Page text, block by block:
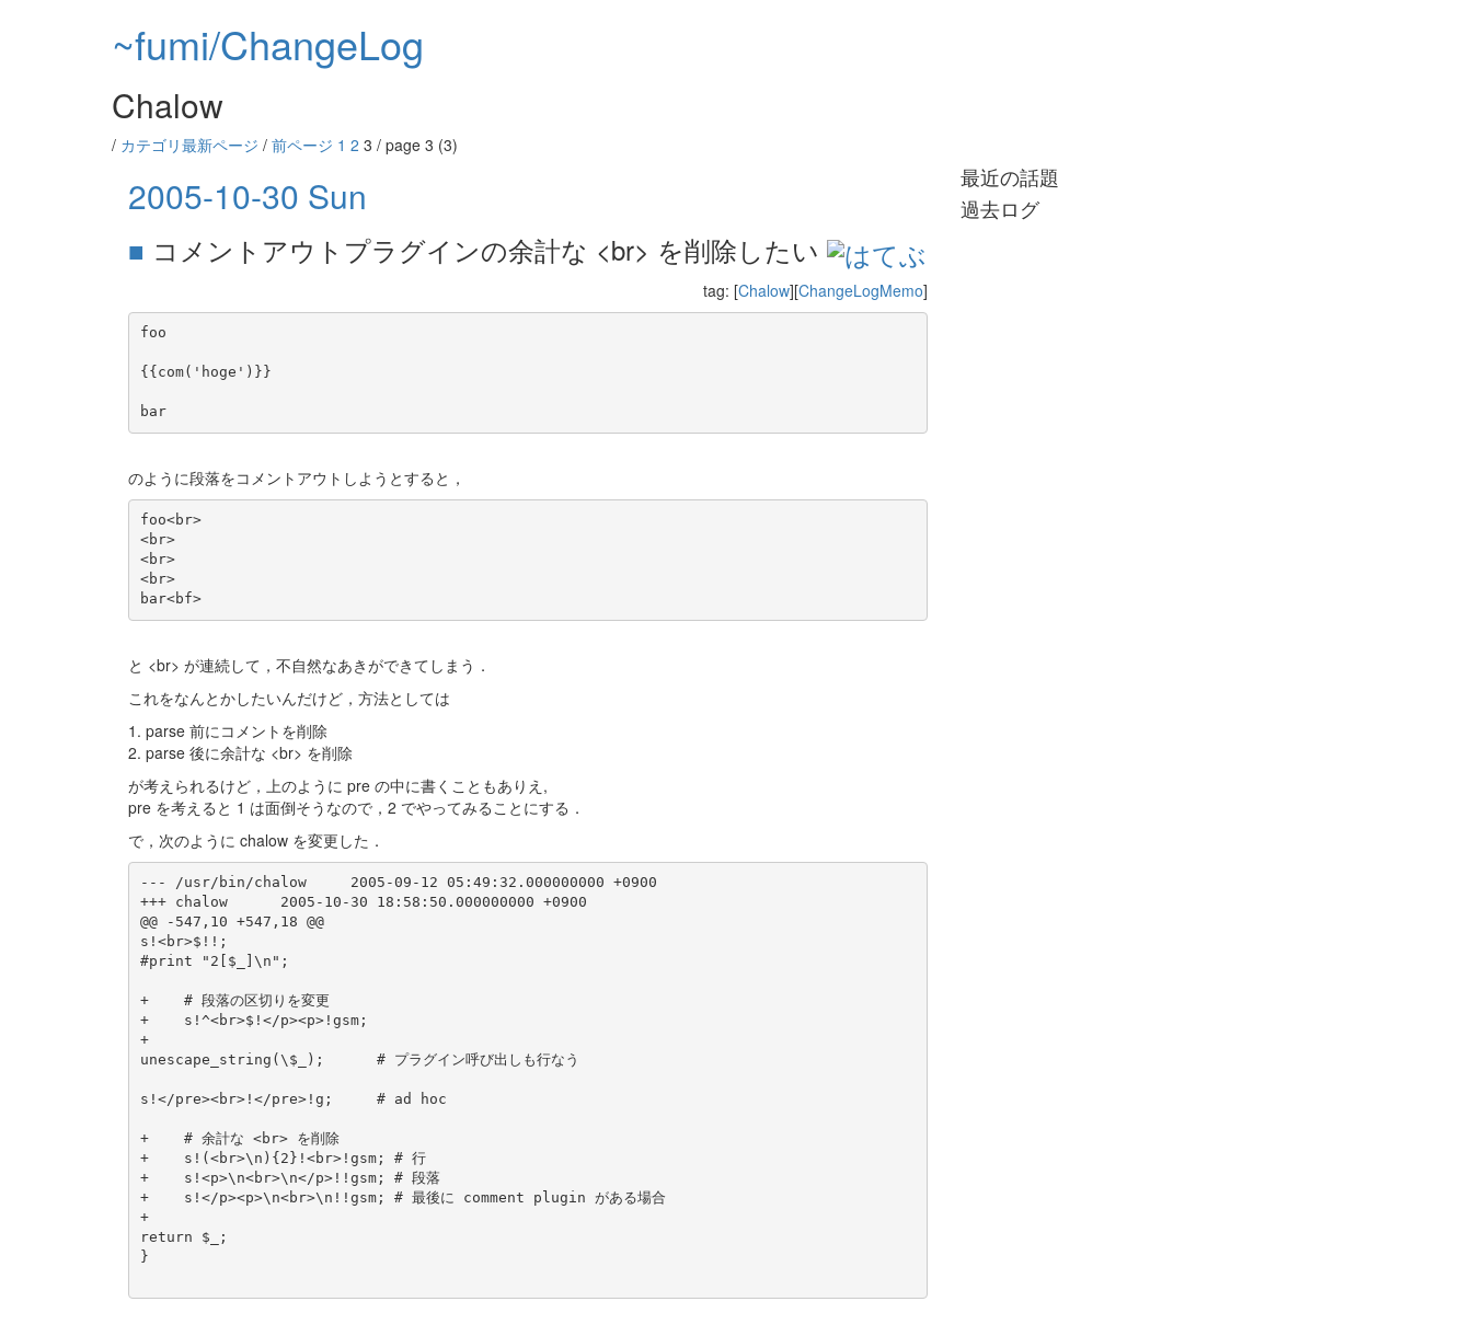
~fumi/ChangeLog
Chalow
/ カテゴリ最新ページ / 前ページ 1 2 3 / page 3 (3)
2005-10-30 Sun
■ コメントアウトプラグインの余計な <br> を削除したい
tag: [Chalow][ChangeLogMemo]
foo
{{com('hoge')}}
bar
のように段落をコメントアウトしようとすると，
foo<br>
<br>
<br>
<br>
bar<bf>
と <br> が連続して，不自然なあきができてしまう．
これをなんとかしたいんだけど，方法としては
1. parse 前にコメントを削除
2. parse 後に余計な <br> を削除
が考えられるけど，上のように pre の中に書くこともありえ,
pre を考えると 1 は面倒そうなので，2 でやってみることにする．
で，次のように chalow を変更した．
--- /usr/bin/chalow     2005-09-12 05:49:32.000000000 +0900
+++ chalow      2005-10-30 18:58:50.000000000 +0900
@@ -547,10 +547,18 @@
s!<br>$!!;
#print "2[$_]\n";
+    # 段落の区切りを変更
+    s!^<br>$!</p><p>!gsm;
+
unescape_string(\$_);      # プラグイン呼び出しも行なう
s!</pre><br>!</pre>!g;     # ad hoc
+    # 余計な <br> を削除
+    s!(<br>\n){2}!<br>!gsm; # 行
+    s!<p>\n<br>\n</p>!!gsm; # 段落
+    s!</p><p>\n<br>\n!!gsm; # 最後に comment plugin がある場合
+
return $_;
}
最近の話題
過去ログ